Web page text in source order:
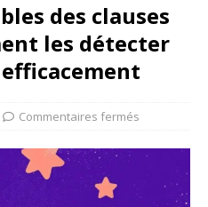
des clauses
les détecter
Commentaires fermés